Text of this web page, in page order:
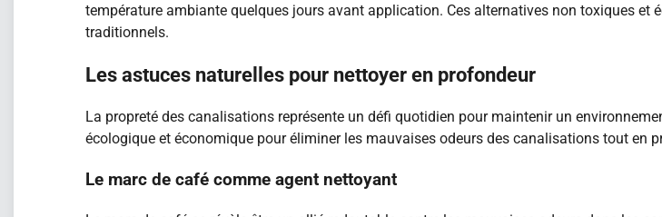
température ambiante quelques jours avant application. Ces alternatives non toxiques
traditionnels.
Les astuces naturelles pour nettoyer en profondeur
La propreté des canalisations représente un défi quotidien pour maintenir un
écologique et économique pour éliminer les mauvaises odeurs des canalisations tout en
Le marc de café comme agent nettoyant